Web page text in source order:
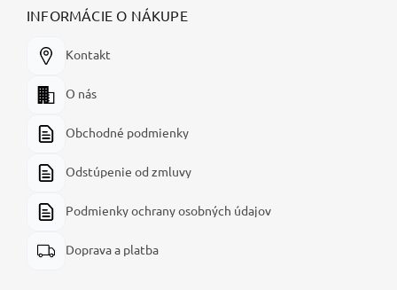
INFORMÁCIE O NÁKUPE
Kontakt
O nás
Obchodné podmienky
Odstúpenie od zmluvy
Podmienky ochrany osobných údajov
Doprava a platba